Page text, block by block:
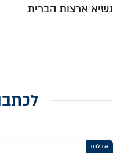
נשיא ארצות הברית
אבלות